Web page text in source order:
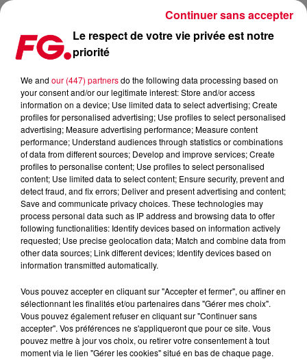
HAPPY HOUR DJ : LUCAS ESTRADA
Le respect de votre vie privée est notre
priorité
We and our (447) partnersdo the following data processing based on
your consent and/or our legitimate interest: Store and/or access
information on a device; Use limited data to select advertising; Create
profiles for personalised advertising; Use profiles to select personalised
advertising; Measure advertising performance; Measure content
performance; Understand audiences through statistics or combinations
of data from different sources; Develop and improve services; Create
profiles to personalise content; Use profiles to select personalised
content; Use limited data to select content; Ensure security, prevent and
detect fraud, and fix errors; Deliver and present advertising and content;
Save and communicate privacy choices. These technologies may
process personal data such as IP address and browsing data to offer
following functionalities: Identify devices based on information actively
requested; Use precise geolocation data; Match and combine data from
other data sources; Link different devices; Identify devices based on
information transmitted automatically.
Vous pouvez accepter en cliquant sur "Accepter et fermer", ou affiner en
sélectionnant les finalités et/ou partenaires dans "Gérer mes choix".
Vous pouvez également refuser en cliquant sur "Continuer sans
accepter". Vos préférences ne s'appliqueront que pour ce site. Vous
pouvez mettre à jour vos choix, ou retirer votre consentement à tout
moment via le lien "Gérer les cookies" situé en bas de chaque page.
Continuer sans accepter